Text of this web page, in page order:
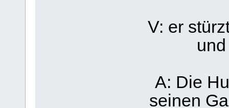
V: er
A: Die
seinen